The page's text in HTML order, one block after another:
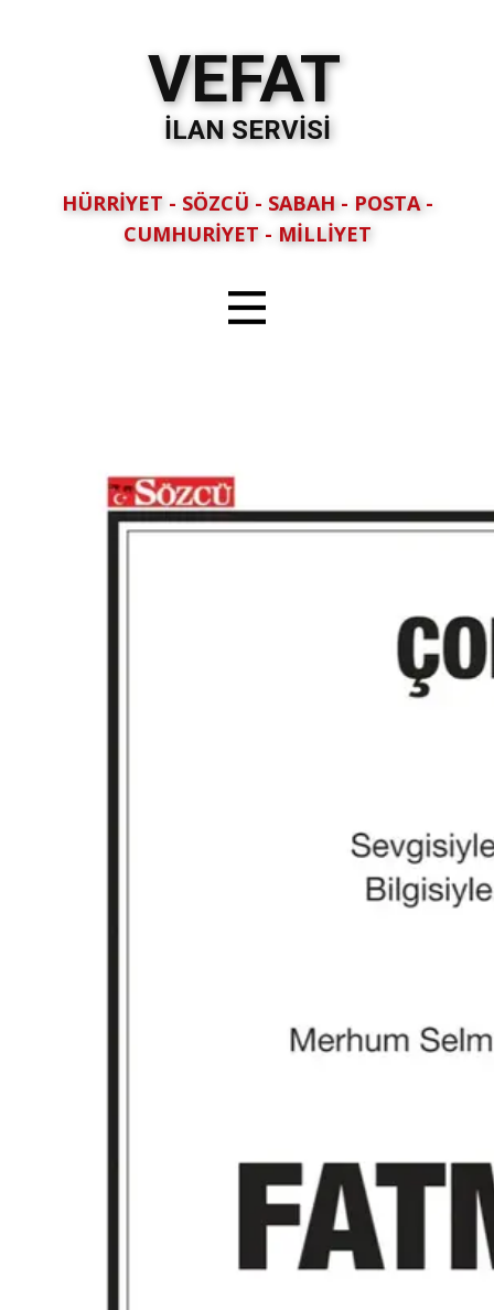
VEFAT
İLAN SERVİSİ
HÜRRİYET - SÖZCÜ - SABAH - POSTA -
CUMHURİYET - MİLLİYET